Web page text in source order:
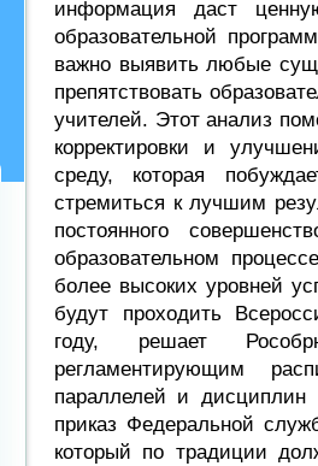
информация даст
образовательной
важно выявить любые
препятствовать
учителей. Этот анализ
корректировки и
среду, которая
стремиться к лучшим
постоянного
образовательном
более высоких уровней
будут проходить
году, решает
регламентирующим
параллелей и дисциплин
приказ Федеральной
который по традиции